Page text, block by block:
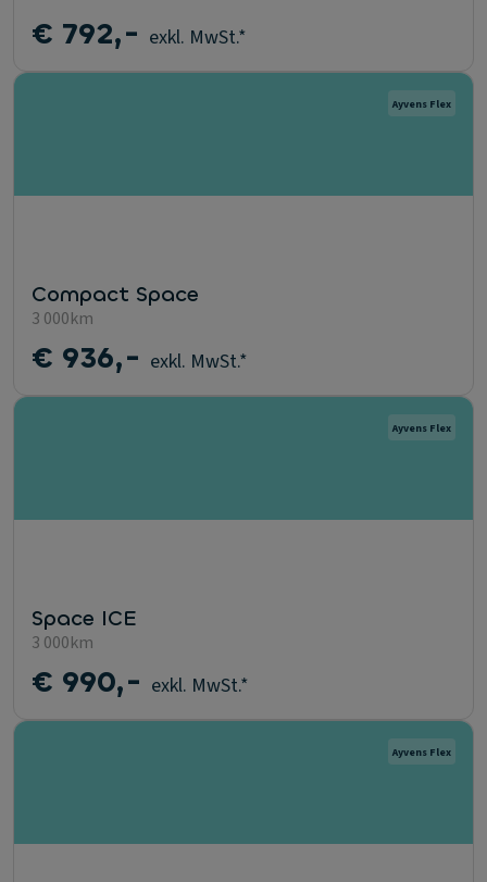
€ 792,- exkl. MwSt.*
Ayvens Flex
Compact Space
3 000km
€ 936,- exkl. MwSt.*
Ayvens Flex
Space ICE
3 000km
€ 990,- exkl. MwSt.*
Ayvens Flex